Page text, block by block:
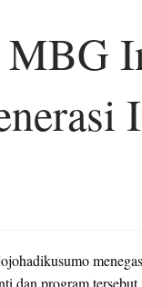
dan program tersebut